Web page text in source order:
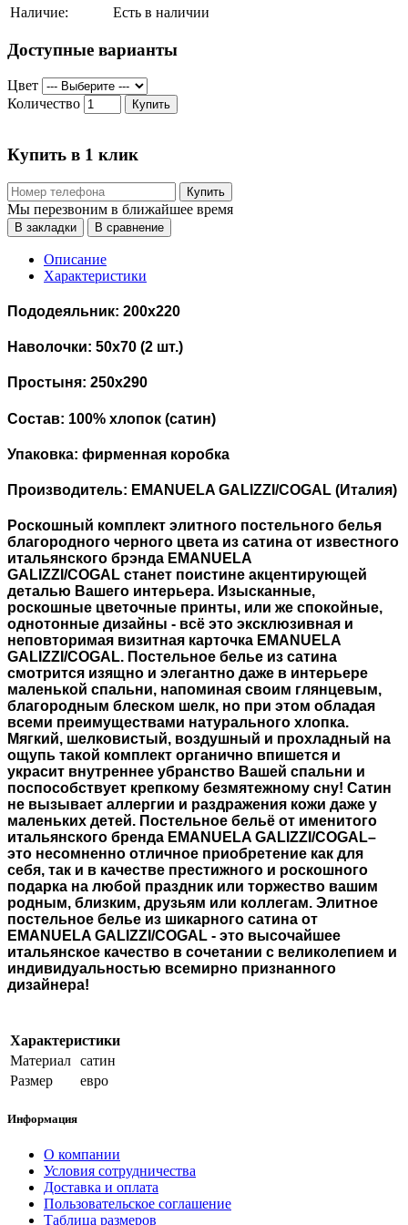
Наличие: Есть в наличии
Доступные варианты
Цвет
Количество
Купить
Купить в 1 клик
Купить
Мы перезвоним в ближайшее время
В закладки В сравнение
Описание
Характеристики
Пододеяльник: 200х220
Наволочки: 50х70 (2 шт.)
Простыня: 250х290
Состав: 100% хлопок (сатин)
Упаковка: фирменная коробка
Производитель: EMANUELA GALIZZI/COGAL (Италия)
Роскошный комплект элитного постельного белья
благородного черного цвета из сатина от известного
итальянского брэнда EMANUELA
GALIZZI/COGAL станет поистине акцентирующей
деталью Вашего интерьера. Изысканные,
роскошные цветочные принты, или же спокойные,
однотонные дизайны - всё это эксклюзивная и
неповторимая визитная карточка EMANUELA
GALIZZI/COGAL. Постельное белье из сатина
смотрится изящно и элегантно даже в интерьере
маленькой спальни, напоминая своим глянцевым,
благородным блеском шелк, но при этом обладая
всеми преимуществами натурального хлопка.
Мягкий, шелковистый, воздушный и прохладный на
ощупь такой комплект органично впишется и
украсит внутреннее убранство Вашей спальни и
поспособствует крепкому безмятежному сну! Сатин
не вызывает аллергии и раздражения кожи даже у
маленьких детей. Постельное бельё от именитого
итальянского бренда EMANUELA GALIZZI/COGAL–
это несомненно отличное приобретение как для
себя, так и в качестве престижного и роскошного
подарка на любой праздник или торжество вашим
родным, близким, друзьям или коллегам. Элитное
постельное белье из шикарного сатина от
EMANUELA GALIZZI/COGAL - это высочайшее
итальянское качество в сочетании с великолепием и
индивидуальностью всемирно признанного
дизайнера!
Характеристики
Материал сатин
Размер
евро
Информация
О компании
Условия сотрудничества
Доставка и оплата
Пользовательское соглашение
Таблица размеров